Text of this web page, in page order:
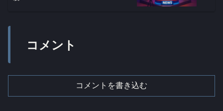
コメント
コメントを書き込む